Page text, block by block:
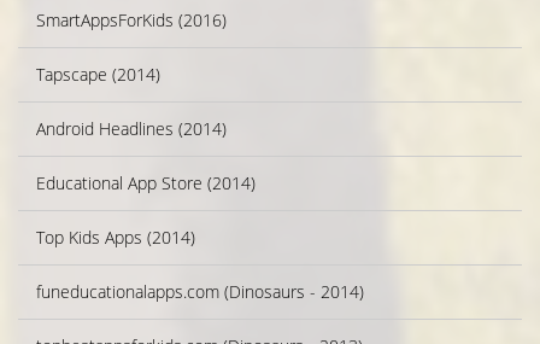
SmartAppsForKids (2016)
Tapscape (2014)
Android Headlines (2014)
Educational App Store (2014)
Top Kids Apps (2014)
funeducationalapps.com (Dinosaurs - 2014)